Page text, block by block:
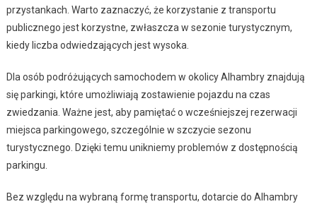
przystankach. Warto zaznaczyć, że korzystanie z transportu
publicznego jest korzystne, zwłaszcza w sezonie turystycznym,
kiedy liczba odwiedzających jest wysoka.
Dla osób podróżujących samochodem w okolicy Alhambry znajdują
się parkingi, które umożliwiają zostawienie pojazdu na czas
zwiedzania. Ważne jest, aby pamiętać o wcześniejszej rezerwacji
miejsca parkingowego, szczególnie w szczycie sezonu
turystycznego. Dzięki temu unikniemy problemów z dostępnością
parkingu.
Bez względu na wybraną formę transportu, dotarcie do Alhambry